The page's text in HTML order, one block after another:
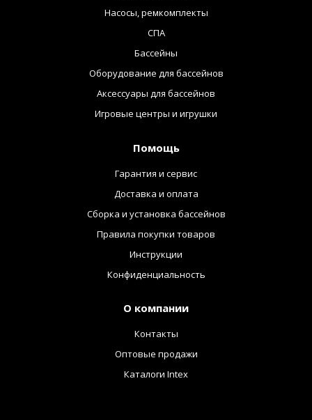
Насосы, ремкомплекты
СПА
Бассейны
Оборудование для бассейнов
Аксессуары для бассейнов
Игровые центры и игрушки
Помощь
Гарантия и сервис
Доставка и оплата
Сборка и установка бассейнов
Правила покупки товаров
Инструкции
Конфиденциальность
О компании
Контакты
Оптовые продажи
Каталоги Intex